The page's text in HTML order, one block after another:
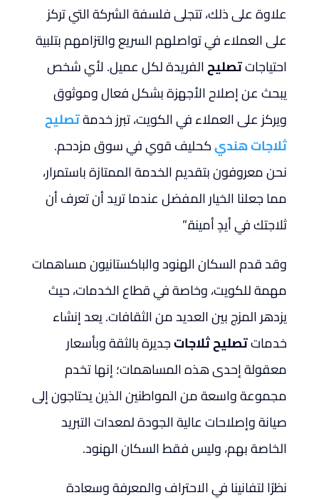
علاوة على ذلك، تتجلى فلسفة الشركة التي تركز
على العملاء في تواصلهم السريع والتزامهم بتلبية
احتياجاتتصليحالفريدة لكل عميل. لأي شخص
يبحث عن إصلاح الأجهزة بشكل فعال وموثوق
ويركز على العملاء في الكويت، تبرز خدمةتصليح
ثلاجات هنديكحليف قوي في سوق مزدحم.
نحن معروفون بتقديم الخدمة الممتازة باستمرار،
مما جعلنا الخيار المفضل عندما تريد أن تعرف أن
ثلاجتك في أيدٍ أمينة.”
وقد قدم السكان الهنود والباكستانيون مساهمات
مهمة للكويت، وخاصة في قطاع الخدمات، حيث
يزدهر المزج بين العديد من الثقافات. يعد إنشاء
خدماتتصليح ثلاجاتجديرة بالثقة وبأسعار
معقولة إحدى هذه المساهمات؛ إنها تخدم
مجموعة واسعة من المواطنين الذين يحتاجون إلى
صيانة وإصلاحات عالية الجودة لمعدات التبريد
الخاصة بهم، وليس فقط السكان الهنود.
نظرًا لتفانينا في الاحتراف والمعرفة وسعادة